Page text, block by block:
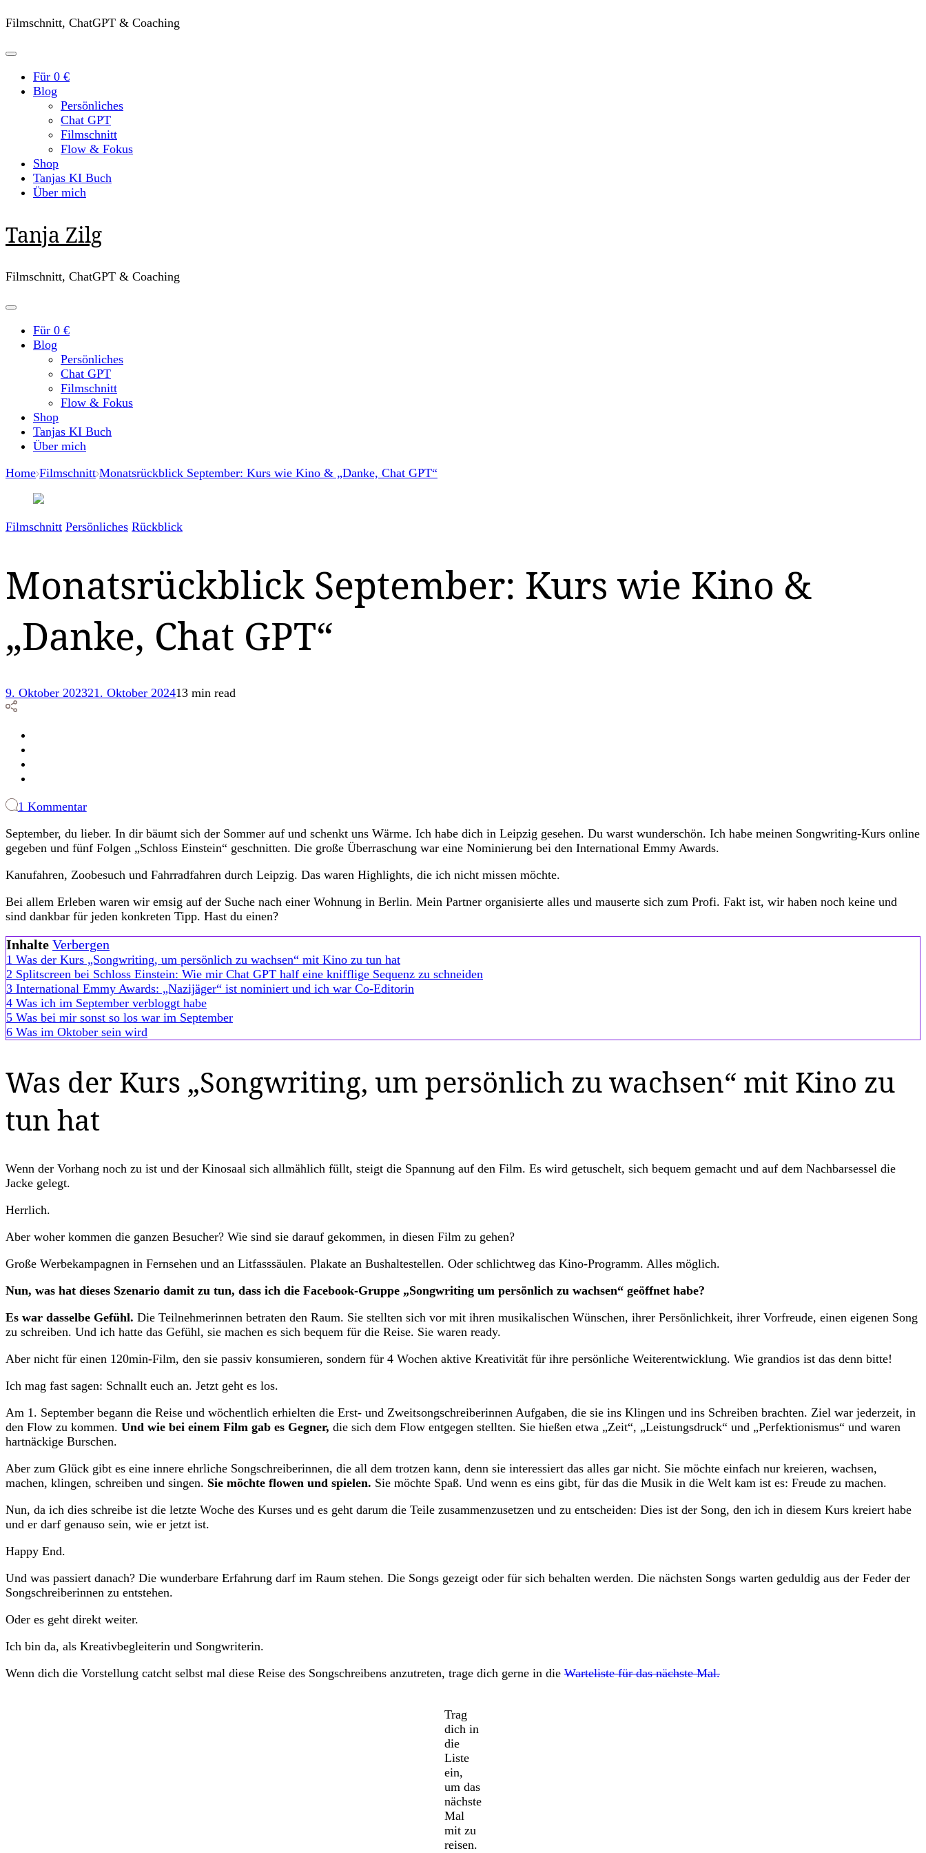
Filmschnitt, ChatGPT & Coaching
Für 0 €
Blog
Persönliches
Chat GPT
Filmschnitt
Flow & Fokus
Shop
Tanjas KI Buch
Über mich
Tanja Zilg
Filmschnitt, ChatGPT & Coaching
Für 0 €
Blog
Persönliches
Chat GPT
Filmschnitt
Flow & Fokus
Shop
Tanjas KI Buch
Über mich
Home Filmschnitt Monatsrückblick September: Kurs wie Kino & „Danke, Chat GPT“
Filmschnitt Persönliches Rückblick
Monatsrückblick September: Kurs wie Kino &
„Danke, Chat GPT“
9. Oktober 202321. Oktober 202413 min read
1 Kommentarzu
September:
Kurs
Kino
„Danke,
Chat
GPT“
September, du lieber. In dir bäumt sich der Sommer auf und schenkt uns Wärme. Ich habe dich in Leipzig gesehen. Du warst wunderschön. Ich habe meinen Songwriting-Kurs online
gegeben und fünf Folgen „Schloss Einstein“ geschnitten. Die große Überraschung war eine Nominierung bei den International Emmy Awards.
Kanufahren, Zoobesuch und Fahrradfahren durch Leipzig. Das waren Highlights, die ich nicht missen möchte.
Bei allem Erleben waren wir emsig auf der Suche nach einer Wohnung in Berlin. Mein Partner organisierte alles und mauserte sich zum Profi. Fakt ist, wir haben noch keine und
sind dankbar für jeden konkreten Tipp. Hast du einen?
Inhalte Verbergen
1 Was der Kurs „Songwriting, um persönlich zu wachsen“ mit Kino zu tun hat
2 Splitscreen bei Schloss Einstein: Wie mir Chat GPT half eine knifflige Sequenz zu schneiden
3 International Emmy Awards: „Nazijäger“ ist nominiert und ich war Co-Editorin
4 Was ich im September verbloggt habe
5 Was bei mir sonst so los war im September
6 Was im Oktober sein wird
Was der Kurs „Songwriting, um persönlich zu wachsen“ mit Kino zu
tun hat
Wenn der Vorhang noch zu ist und der Kinosaal sich allmählich füllt, steigt die Spannung auf den Film. Es wird getuschelt, sich bequem gemacht und auf dem Nachbarsessel die
Jacke gelegt.
Herrlich.
Aber woher kommen die ganzen Besucher? Wie sind sie darauf gekommen, in diesen Film zu gehen?
Große Werbekampagnen in Fernsehen und an Litfasssäulen. Plakate an Bushaltestellen. Oder schlichtweg das Kino-Programm. Alles möglich.
Nun, was hat dieses Szenario damit zu tun, dass ich die Facebook-Gruppe „Songwriting um persönlich zu wachsen“ geöffnet habe?
Es war dasselbe Gefühl. Die Teilnehmerinnen betraten den Raum. Sie stellten sich vor mit ihren musikalischen Wünschen, ihrer Persönlichkeit, ihrer Vorfreude, einen eigenen Song
zu schreiben. Und ich hatte das Gefühl, sie machen es sich bequem für die Reise. Sie waren ready.
Aber nicht für einen 120min-Film, den sie passiv konsumieren, sondern für 4 Wochen aktive Kreativität für ihre persönliche Weiterentwicklung. Wie grandios ist das denn bitte!
Ich mag fast sagen: Schnallt euch an. Jetzt geht es los.
Am 1. September begann die Reise und wöchentlich erhielten die Erst- und Zweitsongschreiberinnen Aufgaben, die sie ins Klingen und ins Schreiben brachten. Ziel war jederzeit, in
den Flow zu kommen. Und wie bei einem Film gab es Gegner, die sich dem Flow entgegen stellten. Sie hießen etwa „Zeit“, „Leistungsdruck“ und „Perfektionismus“ und waren
hartnäckige Burschen.
Aber zum Glück gibt es eine innere ehrliche Songschreiberinnen, die all dem trotzen kann, denn sie interessiert das alles gar nicht. Sie möchte einfach nur kreieren, wachsen,
machen, klingen, schreiben und singen. Sie möchte flowen und spielen. Sie möchte Spaß. Und wenn es eins gibt, für das die Musik in die Welt kam ist es: Freude zu machen.
Nun, da ich dies schreibe ist die letzte Woche des Kurses und es geht darum die Teile zusammenzusetzen und zu entscheiden: Dies ist der Song, den ich in diesem Kurs kreiert habe
und er darf genauso sein, wie er jetzt ist.
Happy End.
Und was passiert danach? Die wunderbare Erfahrung darf im Raum stehen. Die Songs gezeigt oder für sich behalten werden. Die nächsten Songs warten geduldig aus der Feder der
Songschreiberinnen zu entstehen.
Oder es geht direkt weiter.
Ich bin da, als Kreativbegleiterin und Songwriterin.
Wenn dich die Vorstellung catcht selbst mal diese Reise des Songschreibens anzutreten, trage dich gerne in die Warteliste für das nächste Mal.
Trag
dich in
die
Liste
ein,
um das
nächste
Mal
mit zu
reisen.